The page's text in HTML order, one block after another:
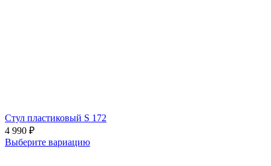
Стул пластиковый S 172
4 990 ₽
Выберите вариацию